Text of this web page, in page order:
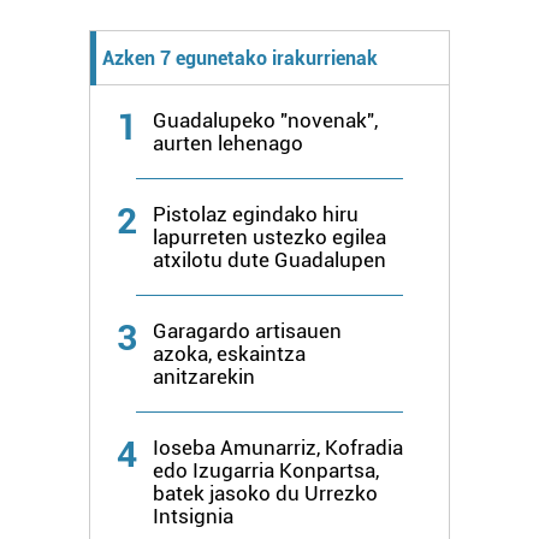
dezakezun ikusteko.
Lortu zure datu pertsonalak prozesatzeko moduari
buruzko informazio gehiago eta ezarri zure lehentasunak
zure baimena Cookieen adierazpenean.
Webgune honek cookie propioak eta hirugarrenen cookie-
zerbitzuak hobetzeko asmoz, cookie teknologiaz
baliatzen gara. Ohar hau onartuz gero, teknologia hori
erabiltzeko baimen esplizitua ematen diguzu.
Azken 7 egunetako irakurrienak
1
Guadalupeko "novenak",
aurten lehenago
2
Pistolaz egindako hiru
lapurreten ustezko egilea
atxilotu dute Guadalupen
3
Garagardo artisauen
azoka, eskaintza
anitzarekin
4
Ioseba Amunarriz, Kofradia
edo Izugarria Konpartsa,
batek jasoko du Urrezko
Intsignia